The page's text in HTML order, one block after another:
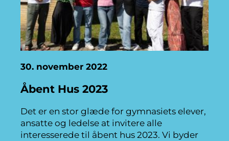
Åbent Hus 2023
30. november 2022
Det er en stor glæde for gymnasiets elever,
ansatte og ledelse at invitere alle
interesserede til åbent hus 2023. Vi byder